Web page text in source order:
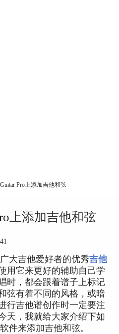
Pro上添加吉他和弦
上添加吉他和弦
大吉他爱好者的优秀吉他
用它来更好的辅助自己学
时，都会跟着谱子上标记
弦有着不同的风格，或暗
行吉他谱创作时一定要注
天，我就给大家介绍下如
件来添加吉他和弦。